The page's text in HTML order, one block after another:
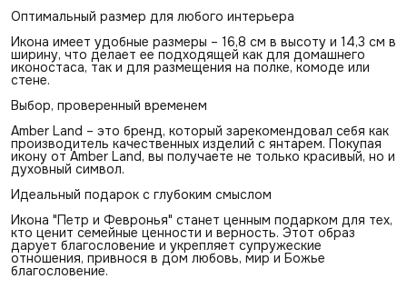
Оптимальный размер для любого интерьера
Икона имеет удобные размеры – 16,8 см в высоту и 14,3 см в
ширину, что делает ее подходящей как для домашнего
иконостаса, так и для размещения на полке, комоде или
стене.
Выбор, проверенный временем
Amber Land – это бренд, который зарекомендовал себя как
производитель качественных изделий с янтарем. Покупая
икону от Amber Land, вы получаете не только красивый, но и
духовный символ.
Идеальный подарок с глубоким смыслом
Икона "Петр и Февронья" станет ценным подарком для тех,
кто ценит семейные ценности и верность. Этот образ
дарует благословение и укрепляет супружеские
отношения, привнося в дом любовь, мир и Божье
благословение.